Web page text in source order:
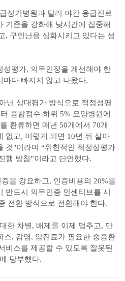
성기병원과 달리 야간 응급진료
기준을 강화해 낮시간에 집중해
, 구인난을 심화시키고 있다는 성
성평가, 의무인정을 개선해야 한
마다 빠지지 않고 나왔다.
닌 상대평가 방식으로 적정성평
종합점수 하위 5% 요양병원에
환류하면 매년 50개에서 70개
없고, 이렇게 되면 10년 뒤 살아
것"이라며 “위헌적인 적정성평가
행 방침”이라고 단언했다.
을 강요하고, 인증비용의 20%를
반드시 의무인증 인센티브를 시
전환 방식으로 전환해야 한다.
한 차별, 배제를 이제 멈추고, 만
스, 감염, 암진료가 필요한 중증환
비스를 제공할 수 있도록 잘못된
당부했다.